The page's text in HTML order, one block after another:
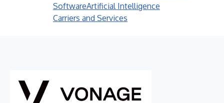
SoftwareArtificial Intelligence
Carriers and Services